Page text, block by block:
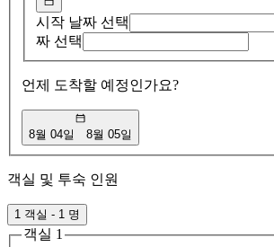
시작 날짜 선택
짜 선택
언제 도착할 예정인가요?
8월 04일 8월 05일
객실 및 투숙 인원
1 객실 - 1 명
객실 1